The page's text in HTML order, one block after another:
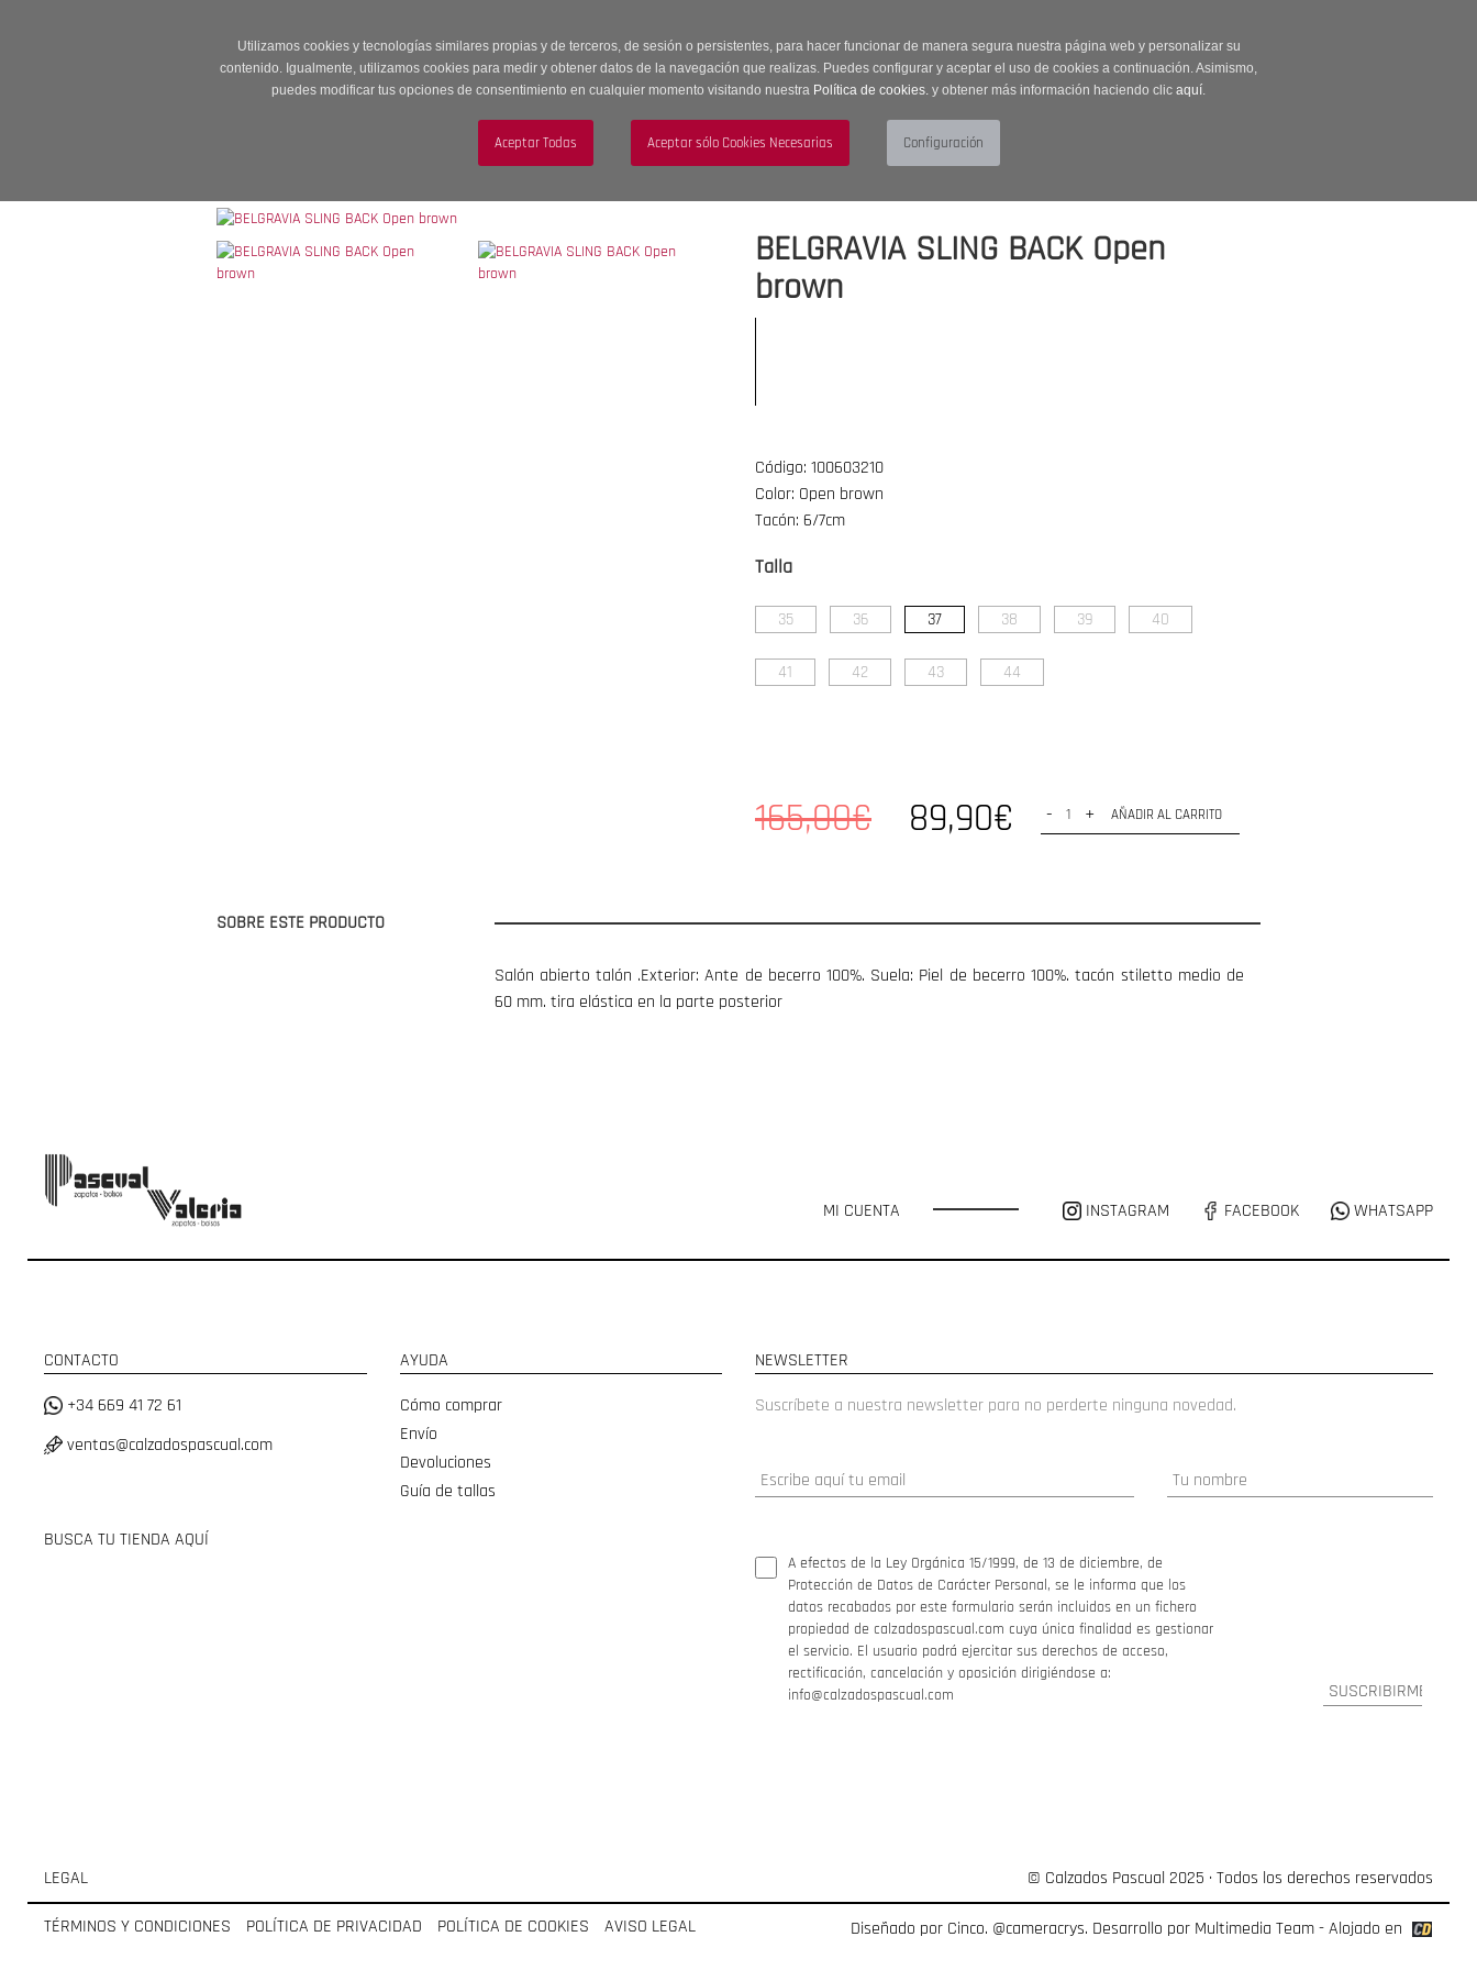
Utilizamos cookies y tecnologías similares propias y de terceros, de sesión o persistentes, para hacer funcionar de manera segura nuestra página web y personalizar su
contenido. Igualmente, utilizamos cookies para medir y obtener datos de la navegación que realizas. Puedes configurar y aceptar el uso de cookies a continuación. Asimismo,
puedes modificar tus opciones de consentimiento en cualquier momento visitando nuestra Política de cookies. y obtener más información haciendo clic aquí.
MUJER HOMBRE ACCESORIOS
BELGRAVIA SLING BACK Open
brown
Código: 100603210
Color: Open brown
Tacón: 6/7cm
Talla
35 36 37 38 39 40
41 42 43 44
165,00€ 89,90€ - + AÑADIR AL CARRITO
SOBRE ESTE PRODUCTO
Salón abierto talón .Exterior: Ante de becerro 100%. Suela: Piel de becerro 100%. tacón stiletto medio de
60 mm. tira elástica en la parte posterior
MI CUENTA INSTAGRAM FACEBOOK WHATSAPP
CONTACTO
+34 669 41 72 61
ventas@calzadospascual.com
BUSCA TU TIENDA AQUÍ
AYUDA
Cómo comprar
Envío
Devoluciones
Guía de tallas
NEWSLETTER
Suscríbete a nuestra newsletter para no perderte ninguna novedad.
A efectos de la Ley Orgánica 15/1999, de 13 de diciembre, de
Protección de Datos de Carácter Personal, se le informa que los
datos recabados por este formulario serán incluidos en un fichero
propiedad de calzadospascual.com cuya única finalidad es gestionar
el servicio. El usuario podrá ejercitar sus derechos de acceso,
rectificación, cancelación y oposición dirigiéndose a:
info@calzadospascual.com
LEGAL © Calzados Pascual 2025 · Todos los derechos reservados
TÉRMINOS Y CONDICIONES POLÍTICA DE PRIVACIDAD POLÍTICA DE COOKIES AVISO LEGAL Diseñado por Cinco. @cameracrys. Desarrollo por Multimedia Team- Alojado en